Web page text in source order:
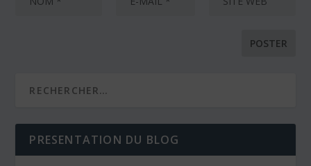
PRESENTATION DU BLOG